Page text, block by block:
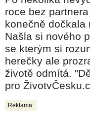
roce bez
konečně dočkala
Našla si nového
se kterým si
herečky ale
životě odmítá.
pro
Reklama: